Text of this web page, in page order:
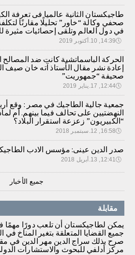
طاجيكستان الثانية عالميا فى تعرفة
صحفي وكالة “خاور” تحليلًا مقارنًا
في دول العالم وتلقى إحصائيات مثيرة
🕔14:39, 10.أكتوبر 2019
الحركة الباسماتشية كانت ضد المصالح
إعادة نشر مقال الأستاذ آته خان صيف
صحيفة “جمهوريت”
🕔12:44, 17.يناير 2019
جمعية جالية الطاجيك في مصر : وقع
النهضتيين على تحالف فيما بينهم. أم
“الكبيريون” زعزعة استقرار البلاد؟
🕔16:58, 12.سبتمبر 2018
صدر الدين عينى: مؤسس الادب
🕔12:41, 13.أبريل 2018
جميع الأخبار
مقابلة
يمكن لطاجيكستان أن تلعب دورًا
جميع القضايا المتعلقة بتغير المناخ في
صرح بذلك سراج الدين مهر الدين في
مركز أدلفي للبحوث والاستشارات